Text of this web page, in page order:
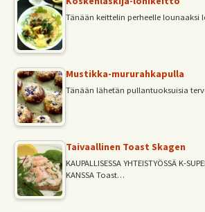
Tänään keittelin perheelle lounaaksi
Mustikka-mururahkapulla
Tänään lähetän pullantuoksuisia
Taivaallinen Toast Skagen
KAUPALLISESSA YHTEISTYÖSSÄ K-
KANSSA Toast…